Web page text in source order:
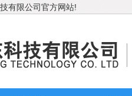
有限公司官方网站!